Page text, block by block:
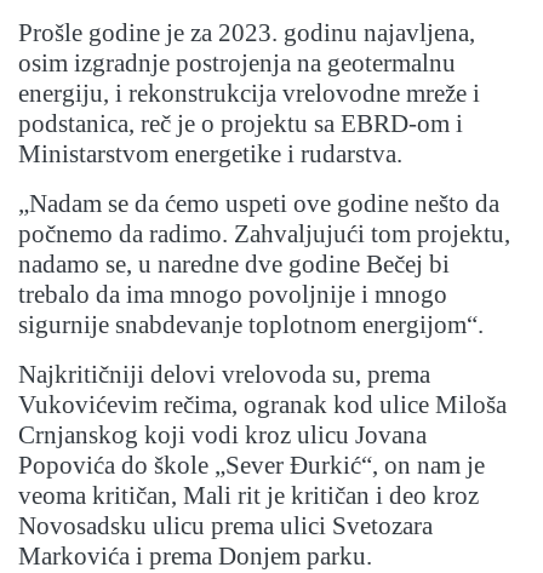
Prošle godine je za 2023. godinu najavljena,
osim izgradnje postrojenja na geotermalnu
energiju, i rekonstrukcija vrelovodne mreže i
podstanica, reč je o projektu sa EBRD-om i
Ministarstvom energetike i rudarstva.
„Nadam se da ćemo uspeti ove godine nešto da
počnemo da radimo. Zahvaljujući tom projektu,
nadamo se, u naredne dve godine Bečej bi
trebalo da ima mnogo povoljnije i mnogo
sigurnije snabdevanje toplotnom energijom“.
Najkritičniji delovi vrelovoda su, prema
Vukovićevim rečima, ogranak kod ulice Miloša
Crnjanskog koji vodi kroz ulicu Jovana
Popovića do škole „Sever Đurkić“, on nam je
veoma kritičan, Mali rit je kritičan i deo kroz
Novosadsku ulicu prema ulici Svetozara
Markovića i prema Donjem parku.